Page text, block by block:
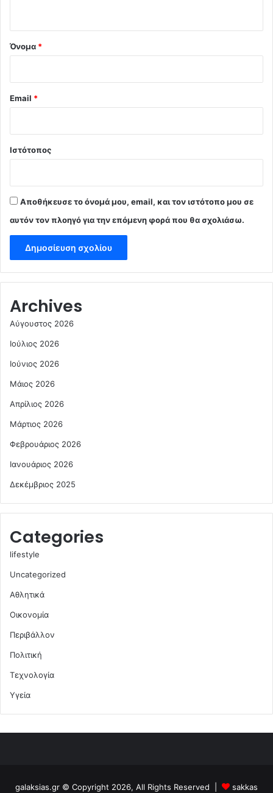
Όνομα *
Email *
Ιστότοπος
Αποθήκευσε το όνομά μου, email, και τον ιστότοπο μου σε
αυτόν τον πλοηγό για την επόμενη φορά που θα σχολιάσω.
Archives
Αύγουστος 2026
Ιούλιος 2026
Ιούνιος 2026
Μάιος 2026
Απρίλιος 2026
Μάρτιος 2026
Φεβρουάριος 2026
Ιανουάριος 2026
Δεκέμβριος 2025
Categories
lifestyle
Uncategorized
Αθλητικά
Οικονομία
Περιβάλλον
Πολιτική
Τεχνολογία
Υγεία
galaksias.gr © Copyright 2026, All Rights Reserved | sakkas